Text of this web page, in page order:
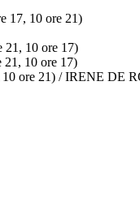
17, 10 ore 21)
10 ore 17)
10 ore 17)
ore 21) / IRENE DE